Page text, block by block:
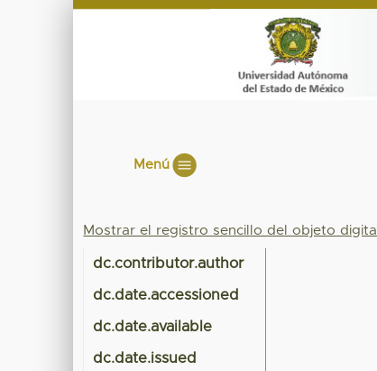
Menú
Mostrar el registro sencillo del objeto digital
dc.contributor.author
dc.date.accessioned
dc.date.available
dc.date.issued